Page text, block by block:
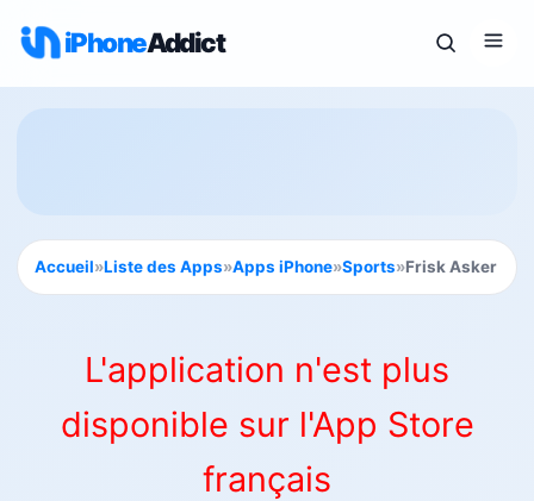
iPhoneAddict
Accueil»Liste des Apps»Apps iPhone»Sports»Frisk Asker
L'application n'est plus
disponible sur l'App Store
français